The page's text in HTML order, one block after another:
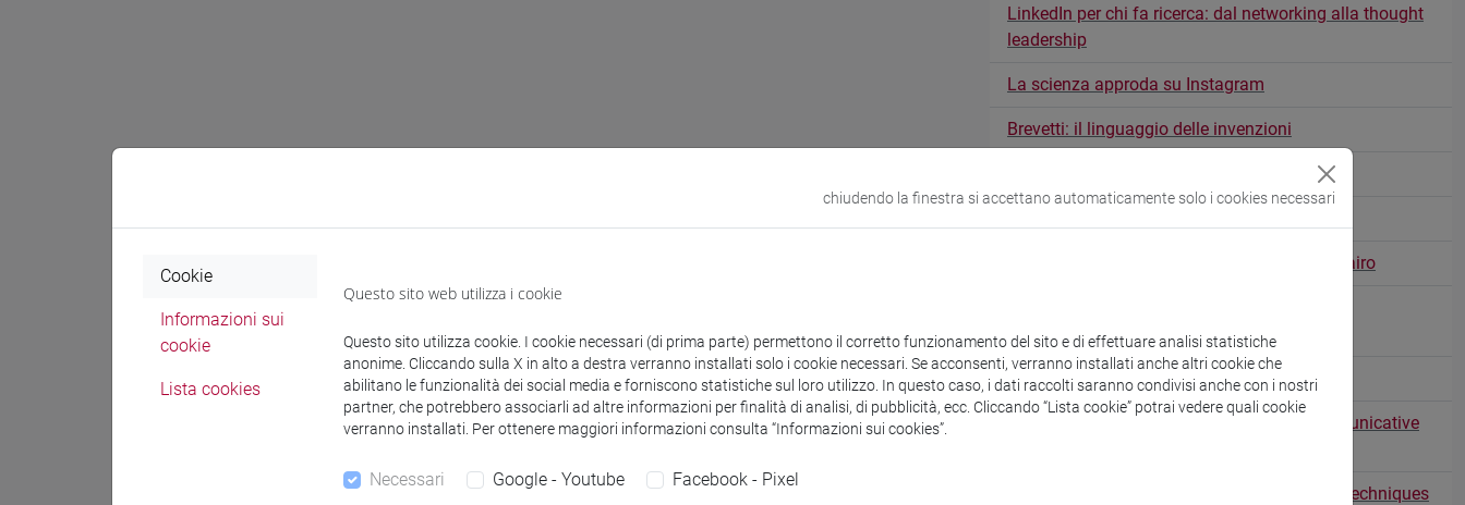
LinkedIn per chi fa ricerca: dal networking alla thought
leadership
La scienza approda su Instagram
Brevetti: il linguaggio delle invenzioni
How Charts Lie. Author’s Chat with Alberto Cairo
communication needs metaphors
Tangible data per il public engagement
Science Stories: migliora le tue tecniche comunicative
Science Stories: boost your communication techniques
chiudendo la finestra si accettano automaticamente solo i cookies necessari
Cookie
Informazioni sui
cookie
Lista cookies
Questo sito web utilizza i cookie
Questo sito utilizza cookie. I cookie necessari (di prima parte) permettono il corretto funzionamento del sito e di effettuare analisi statistiche
anonime. Cliccando sulla X in alto a destra verranno installati solo i cookie necessari. Se acconsenti, verranno installati anche altri cookie che
abilitano le funzionalità dei social media e forniscono statistiche sul loro utilizzo. In questo caso, i dati raccolti saranno condivisi anche con i nostri
partner, che potrebbero associarli ad altre informazioni per finalità di analisi, di pubblicità, ecc. Cliccando “Lista cookie” potrai vedere quali cookie
verranno installati. Per ottenere maggiori informazioni consulta “Informazioni sui cookies”.
Necessari Google - Youtube Facebook - Pixel